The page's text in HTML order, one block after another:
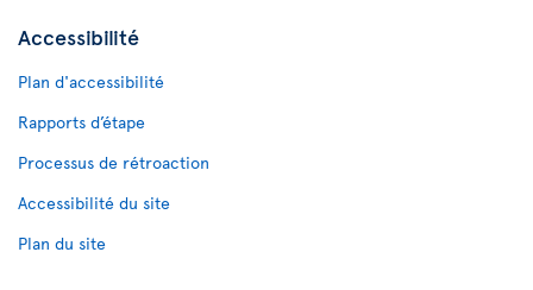
Accessibilité
Plan d'accessibilité
Rapports d’étape
Processus de rétroaction
Accessibilité du site
Plan du site